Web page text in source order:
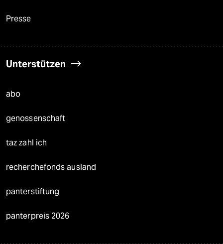
Presse
Unterstützen
abo
genossenschaft
taz zahl ich
recherchefonds ausland
panterstiftung
panterpreis 2026